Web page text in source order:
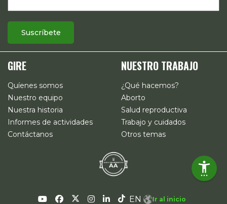
GIRE
Quíenes somos
Nuestro equipo
Nuestra historia
Informes de actividades
Contáctanos
NUESTRO TRABAJO
¿Qué hacemos?
Aborto
Salud reproductiva
Trabajo y cuidados
Otros temas
EN Ir al inicio